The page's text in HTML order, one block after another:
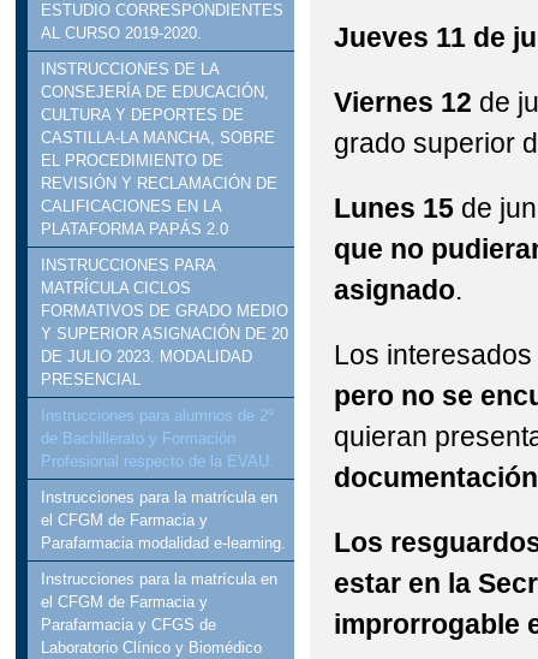
ESTUDIO CORRESPONDIENTES
AL CURSO 2019-2020.
INSTRUCCIONES DE LA
CONSEJERÍA DE EDUCACIÓN,
CULTURA Y DEPORTES DE
CASTILLA-LA MANCHA, SOBRE
EL PROCEDIMIENTO DE
REVISIÓN Y RECLAMACIÓN DE
CALIFICACIONES EN LA
PLATAFORMA PAPÁS 2.0
INSTRUCCIONES PARA
MATRÍCULA CICLOS
FORMATIVOS DE GRADO MEDIO
Y SUPERIOR ASIGNACIÓN DE 20
DE JULIO 2023. MODALIDAD
PRESENCIAL
Instrucciones para alumnos de 2º
de Bachillerato y Formación
Profesional respecto de la EVAU.
Instrucciones para la matrícula en
el CFGM de Farmacia y
Parafarmacia modalidad e-learning.
Instrucciones para la matrícula en
el CFGM de Farmacia y
Parafarmacia y CFGS de
Laboratorio Clínico y Biomédico
Jueves 11 de
Viernes 12 de
grado superior
Lunes 15de
que no
asignado.
Los interesados
pero no se
quieran
Los
estar en la
improrrogable